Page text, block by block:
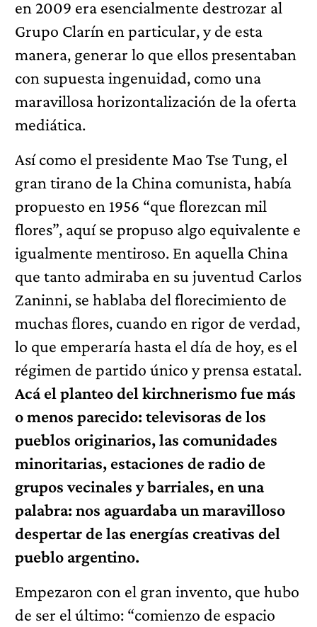
en 2009 era esencialmente destrozar al
Grupo Clarín en particular, y de esta
manera, generar lo que ellos presentaban
con supuesta ingenuidad, como una
maravillosa horizontalización de la oferta
mediática.
Así como el presidente Mao Tse Tung, el
gran tirano de la China comunista, había
propuesto en 1956 “que florezcan mil
flores”, aquí se propuso algo equivalente e
igualmente mentiroso. En aquella China
que tanto admiraba en su juventud Carlos
Zaninni, se hablaba del florecimiento de
muchas flores, cuando en rigor de verdad,
lo que emperaría hasta el día de hoy, es el
régimen de partido único y prensa estatal.
Acá el planteo del kirchnerismo fue más
o menos parecido: televisoras de los
pueblos originarios, las comunidades
minoritarias, estaciones de radio de
grupos vecinales y barriales, en una
palabra: nos aguardaba un maravilloso
despertar de las energías creativas del
pueblo argentino.
Empezaron con el gran invento, que hubo
de ser el último: “comienzo de espacio